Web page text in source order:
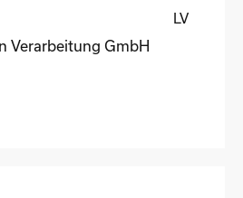
LV
Verarbeitung GmbH